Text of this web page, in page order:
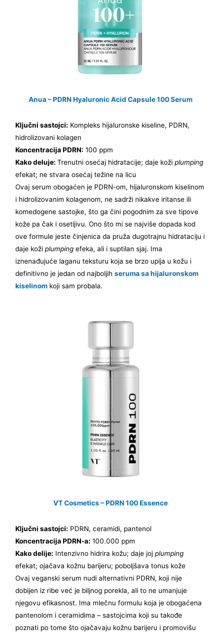
Anua – PDRN Hyaluronic Acid Capsule 100 Serum
Ključni sastojci: Kompleks hijaluronske kiseline, PDRN,
hidrolizovani kolagen
Koncentracija PDRN: 100 ppm
Kako deluje:Trenutni osećaj hidratacije; daje kožiplumping
efekat; ne stvara osećaj težine na licu
Ovaj serum obogaćen je PDRN-om, hijaluronskom kiselinom
i hidrolizovanim kolagenom, ne sadrži nikakve iritanse ili
komedogene sastojke, što ga čini pogodnim za sve tipove
kože pa čak i osetljivu. Ono što mi se najviše dopada kod
ove formule jeste činjenica da pruža dugotrajnu hidrataciju i
daje koži plumpingefeka, ali i suptilan sjaj. Ima
iznenađujuće laganu teksturu koja se brzo upija u kožu i
definitivno je jedan od najboljihseruma sa hijaluronskom
kiselinom koji sam probala.
VT Cosmetics – PDRN 100 Essence
Ključni sastojci: PDRN, ceramidi, pantenol
Koncentracija PDRN-a: 100.000 ppm
Kako delije: Intenzivno hidrira kožu; daje jojplumping
efekat; ojačava kožnu barijeru; poboljšava tonus kože
Ovaj veganski serum nudi alternativni PDRN, koji nije
dobijen iz ribe već je biljnog porekla, ali to ne umanjuje
njegovu efikasnost. Ima mlečnu formulu koja je obogaćena
pantenolom i ceramidima – sastojcima koji su takođe
poznati po tome što ojačavaju kožnu barijeru i promovišu